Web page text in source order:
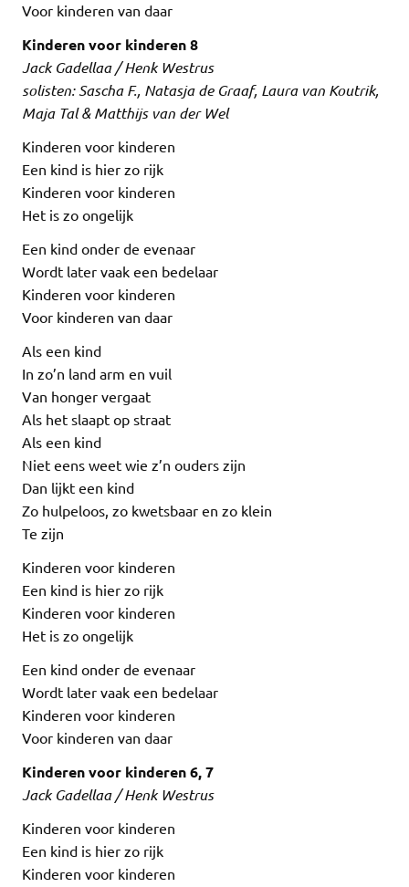
Voor kinderen van daar
Kinderen voor kinderen 8
Jack Gadellaa / Henk Westrus
solisten: Sascha F., Natasja de Graaf, Laura van Koutrik,
Maja Tal & Matthijs van der Wel
Kinderen voor kinderen
Een kind is hier zo rijk
Kinderen voor kinderen
Het is zo ongelijk
Een kind onder de evenaar
Wordt later vaak een bedelaar
Kinderen voor kinderen
Voor kinderen van daar
Als een kind
In zo’n land arm en vuil
Van honger vergaat
Als het slaapt op straat
Als een kind
Niet eens weet wie z’n ouders zijn
Dan lijkt een kind
Zo hulpeloos, zo kwetsbaar en zo klein
Te zijn
Kinderen voor kinderen
Een kind is hier zo rijk
Kinderen voor kinderen
Het is zo ongelijk
Een kind onder de evenaar
Wordt later vaak een bedelaar
Kinderen voor kinderen
Voor kinderen van daar
Kinderen voor kinderen 6, 7
Jack Gadellaa / Henk Westrus
Kinderen voor kinderen
Een kind is hier zo rijk
Kinderen voor kinderen